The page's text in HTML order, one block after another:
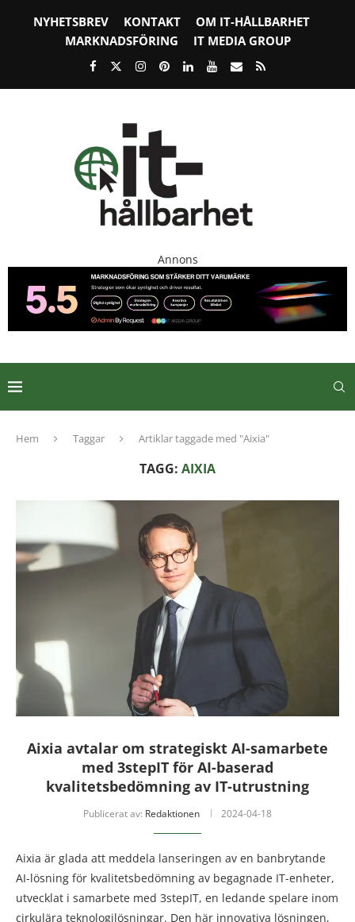
NYHETSBREV KONTAKT
OM IT-HÅLLBARHET
MARKNADSFÖRING
IT MEDIA GROUP
Annons
Hem Taggar Artiklar taggade med "Aixia"
TAGG: AIXIA
Aixia avtalar om strategiskt AI-samarbete
med 3stepIT för AI-baserad
kvalitetsbedömning av IT-utrustning
Publicerat av: Redaktionen 2024-04-18
Aixia är glada att meddela lanseringen av en banbrytande
AI-lösning för kvalitetsbedömning av begagnade IT-enheter,
utvecklat i samarbete med 3stepIT, en ledande spelare inom
cirkulära teknologilösningar. Den här innovativa lösningen,